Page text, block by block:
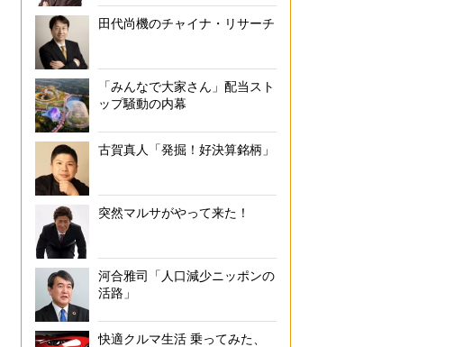
田代尚機のチャイナ・リサーチ
「みんなで大家さん」配当スト
ップ騒動の内幕
古賀真人「発掘！好決算銘柄」
突然マルサがやって来た！
河合雅司「人口減少ニッポンの
活路」
快適クルマ生活 乗ってみた、